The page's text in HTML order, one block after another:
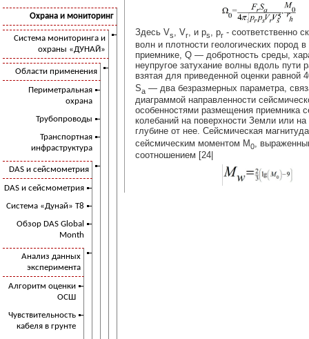
Охрана и мониторинг
Система мониторинга и
охраны «ДУНАЙ»
Области применения
Периметральная
охрана
Трубопроводы
Транспортная
инфраструктура
DAS и сейсмометрия
DAS и сейсмометрия
Система «Дунай» Т8
Обзор DAS Global
Month
Анализ данных
эксперимента
Алгоритм оценки
ОСШ
Чувствительность
кабеля в грунте
Здесь Vs, Vr, и ps, рr - соответственно
волн и плотности геологических пород в
приемнике, Q — добротность среды,
неупругое затухание волны вдоль пути
взятая для приведенной оценки равной
Sa — два безразмерных параметра,
диаграммой направленности
особенностями размещения приемника
колебаний на поверхности Земли или на
глубине от нее. Сейсмическая
сейсмическим моментом M0
,
соотношением [24|